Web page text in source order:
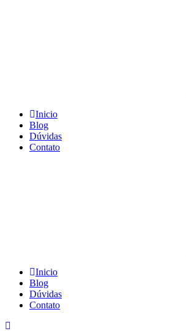
Inicio
Blog
Dúvidas
Contato
Inicio
Blog
Dúvidas
Contato